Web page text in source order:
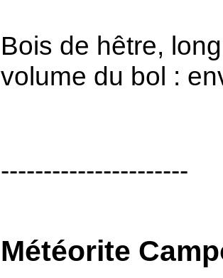
Bois de hêtre,
volume du bol :
----------------------
Météorite